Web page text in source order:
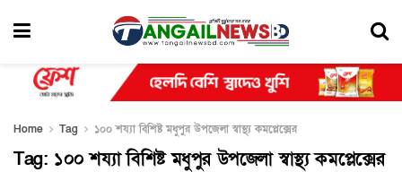
Home Tag ১০০ শয্যা বিশিষ্ট মধুপুর উপজেলা স্বাস্থ্য কমপ্লেক্সের
Tag: ১০০ শয্যা বিশিষ্ট মধুপুর উপজেলা স্বাস্থ্য কমপ্লেক্সের